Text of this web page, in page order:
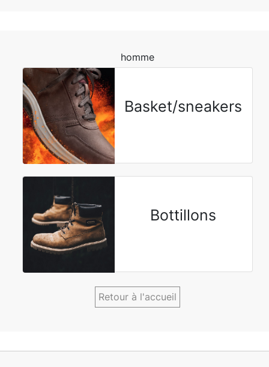
homme
Basket/sneakers
Bottillons
Retour à l'accueil